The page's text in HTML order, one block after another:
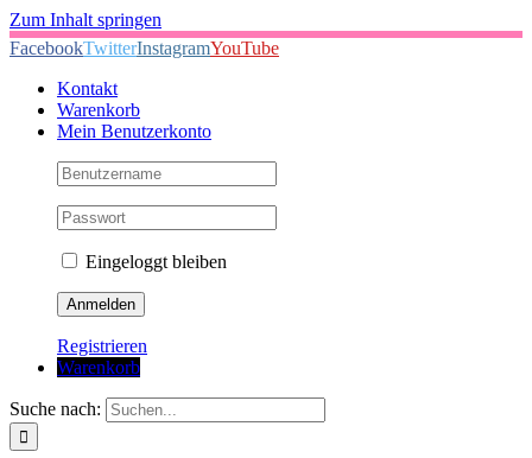
Zum Inhalt springen
FacebookTwitterInstagramYouTube
Kontakt
Warenkorb
Mein Benutzerkonto
Eingeloggt bleiben
Registrieren
Warenkorb
Suche nach: